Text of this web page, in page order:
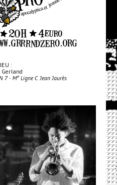
:
Gerland
7 - M° Ligne C Jean Jaurès